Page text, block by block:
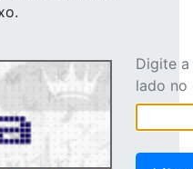
Digite
lado no